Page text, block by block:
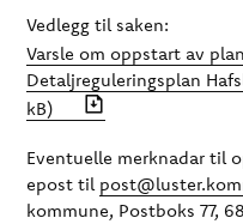
Vedlegg til saken:
Varsle om oppstart av
Detaljreguleringsplan
kB)
Eventuelle merknadar til
epost til
kommune, Postboks 77,